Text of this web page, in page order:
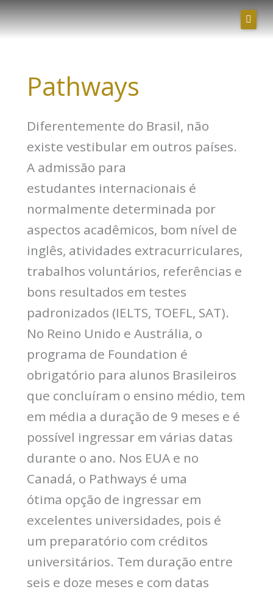
Ir
para
Pathways
Diferentemente do Brasil, não
existe vestibular em outros países.
A admissão para
estudantes internacionais é
normalmente determinada por
aspectos acadêmicos, bom nível de
inglês, atividades extracurriculares,
trabalhos voluntários, referências e
bons resultados em testes
padronizados (IELTS, TOEFL, SAT).
No Reino Unido e Austrália, o
programa de Foundation é
obrigatório para alunos Brasileiros
que concluíram o ensino médio, tem
em média a duração de 9 meses e é
possível ingressar em várias datas
durante o ano. Nos EUA e no
Canadá, o Pathways é uma
ótima opção de ingressar em
excelentes universidades, pois é
um preparatório com créditos
universitários. Tem duração entre
seis e doze meses e com datas